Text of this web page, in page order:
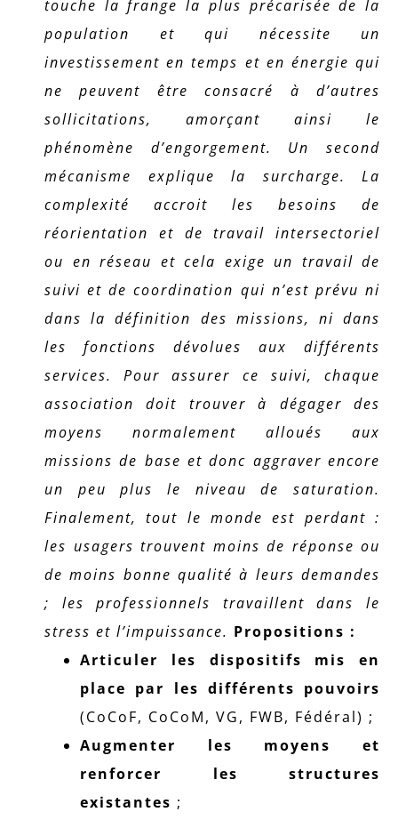
touche la frange la plus précarisée de la
population et qui nécessite un
investissement en temps et en énergie qui
ne peuvent être consacré à d’autres
sollicitations, amorçant ainsi le
phénomène d’engorgement. Un second
mécanisme explique la surcharge. La
complexité accroit les besoins de
réorientation et de travail intersectoriel
ou en réseau et cela exige un travail de
suivi et de coordination qui n’est prévu ni
dans la définition des missions, ni dans
les fonctions dévolues aux différents
services. Pour assurer ce suivi, chaque
association doit trouver à dégager des
moyens normalement alloués aux
missions de base et donc aggraver encore
un peu plus le niveau de saturation.
Finalement, tout le monde est perdant :
les usagers trouvent moins de réponse ou
de moins bonne qualité à leurs demandes
; les professionnels travaillent dans le
stress et l’impuissance. Propositions :
Articuler les dispositifs mis en
place par les différents pouvoirs
(CoCoF, CoCoM, VG, FWB, Fédéral) ;
Augmenter les moyens et
renforcer les structures
existantes ;